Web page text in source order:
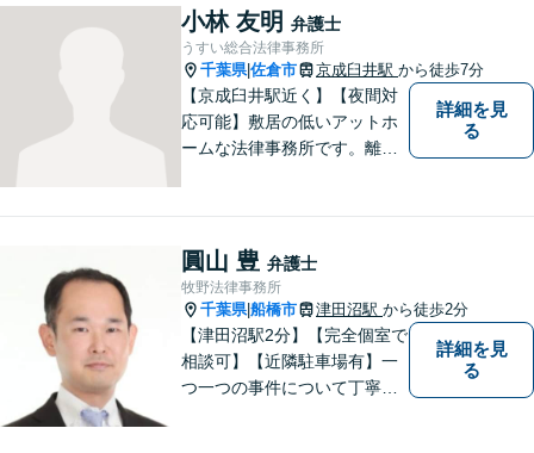
小林 友明 弁護士
うすい総合法律事務所
千葉県|佐倉市 京成臼井駅 から徒歩7分
【京成臼井駅近く】【夜間対
応可能】敷居の低いアットホ
ームな法律事務所です。離婚
【地域に根差し他弁護士】的
確なアドバイスやサポートで
ご相談者様のお役に立てるよ
う尽力します。
詳細を見
る
圓山 豊 弁護士
牧野法律事務所
千葉県|船橋市 津田沼駅 から徒歩2分
【津田沼駅2分】【完全個室で
相談可】【近隣駐車場有】一
つ一つの事件について丁寧に
詳細を見
る